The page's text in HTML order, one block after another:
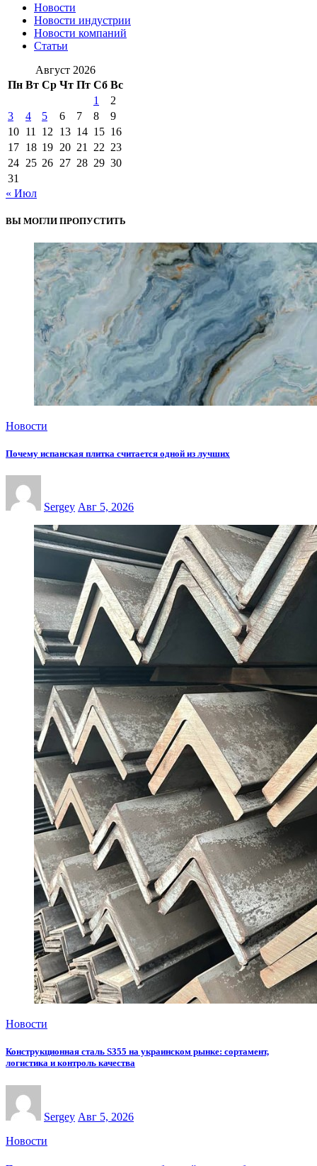
Новости
Новости индустрии
Новости компаний
Статьи
Август 2026
Пн Вт Ср Чт Пт Сб Вс
1
2
3
4 5 6 7 8
9
10 11 12 13 14 15 16
17 18 19 20 21 22 23
24 25 26 27 28 29 30
31
« Июл
ВЫ МОГЛИ ПРОПУСТИТЬ
Новости
Почему испанская плитка считается одной из лучших
Sergey Авг 5, 2026
Новости
Конструкционная сталь S355 на украинском рынке: сортамент,
логистика и контроль качества
Sergey Авг 5, 2026
Новости